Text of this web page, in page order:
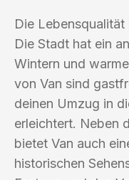
Die Lebensqualität
Die Stadt hat ein
Wintern und
von Van sind
deinen Umzug in
erleichtert. Neben
bietet Van auch
historischen